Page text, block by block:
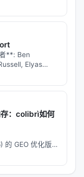
不仅单卡省内
51.66 GB
数据和 FAQ，便
文解析「…
**: Ben
Elyas
：colibrì如何
GEO 优化版本
数据和 FAQ，便
文解析「…